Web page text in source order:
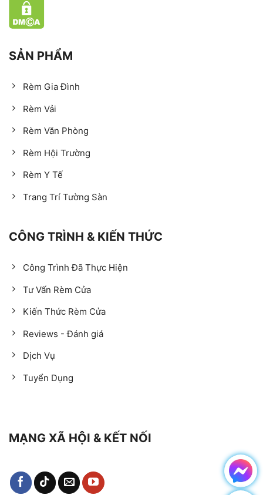
SẢN PHẨM
Rèm Gia Đình
Rèm Vải
Rèm Văn Phòng
Rèm Hội Trường
Rèm Y Tế
Trang Trí Tường Sàn
CÔNG TRÌNH & KIẾN THỨC
Công Trình Đã Thực Hiện
Tư Vấn Rèm Cửa
Kiến Thức Rèm Cửa
Reviews - Đánh giá
Dịch Vụ
Tuyển Dụng
MẠNG XÃ HỘI & KẾT NỐI